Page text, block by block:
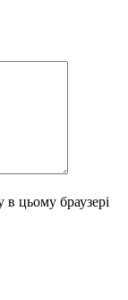
в цьому браузері